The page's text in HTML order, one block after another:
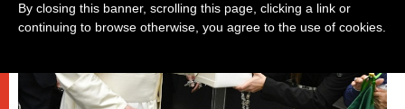
By closing this banner, scrolling this page, clicking a link or
continuing to browse otherwise, you agree to the use of cookies.